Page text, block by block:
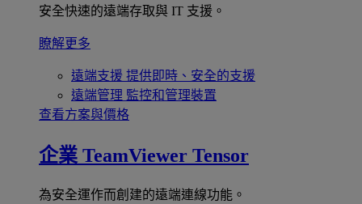
安全快速的遠端存取與 IT 支援。
瞭解更多
遠端支援 提供即時、安全的支援
遠端管理 監控和管理裝置
查看方案與價格
企業 TeamViewer Tensor
為安全運作而創建的遠端連線功能。